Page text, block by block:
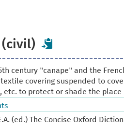
(civil)
century "canape" and the
covering suspended to
etc. to protect or shade the place
(ed.) The Concise Oxford